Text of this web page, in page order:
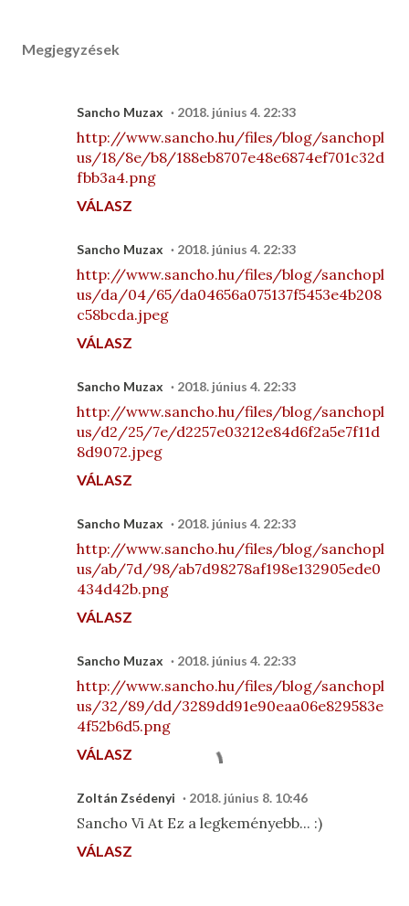
Megjegyzések
Sancho Muzax 2018. június 4. 22:33
http://www.sancho.hu/files/blog/sanchopl
us/18/8e/b8/188eb8707e48e6874ef701c32d
fbb3a4.png
VÁLASZ
Sancho Muzax 2018. június 4. 22:33
http://www.sancho.hu/files/blog/sanchopl
us/da/04/65/da04656a075137f5453e4b208
c58bcda.jpeg
VÁLASZ
Sancho Muzax 2018. június 4. 22:33
http://www.sancho.hu/files/blog/sanchopl
us/d2/25/7e/d2257e03212e84d6f2a5e7f11d
8d9072.jpeg
VÁLASZ
Sancho Muzax 2018. június 4. 22:33
http://www.sancho.hu/files/blog/sanchopl
us/ab/7d/98/ab7d98278af198e132905ede0
434d42b.png
VÁLASZ
Sancho Muzax 2018. június 4. 22:33
http://www.sancho.hu/files/blog/sanchopl
us/32/89/dd/3289dd91e90eaa06e829583e
4f52b6d5.png
VÁLASZ
Zoltán Zsédenyi 2018. június 8. 10:46
Sancho Vi At Ez a legkeményebb... :)
VÁLASZ